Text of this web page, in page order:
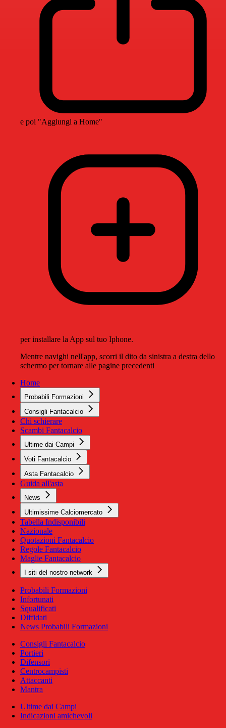
e poi "Aggiungi a Home"
per installare la App sul tuo Iphone.
Mentre navighi nell'app, scorri il dito da sinistra a destra dello
schermo per tornare alle pagine precedenti
Home
Probabili Formazioni
Consigli Fantacalcio
Chi schierare
Scambi Fantacalcio
Ultime dai Campi
Voti Fantacalcio
Asta Fantacalcio
Guida all'asta
News
Ultimissime Calciomercato
Tabella Indisponibili
Nazionale
Quotazioni Fantacalcio
Regole Fantacalcio
Maglie Fantacalcio
I siti del nostro network
Probabili Formazioni
Infortunati
Squalificati
Diffidati
News Probabili Formazioni
Consigli Fantacalcio
Portieri
Difensori
Centrocampisti
Attaccanti
Mantra
Ultime dai Campi
Indicazioni amichevoli